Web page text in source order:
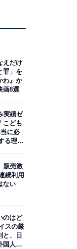
えだけ
罪」を
わ』か
画8選
実績ゼ
こども
に必
る理想
販売激
続利用
ない
のはど
スの厳
と、日
国人政